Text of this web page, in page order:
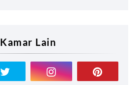
Kamar Lain